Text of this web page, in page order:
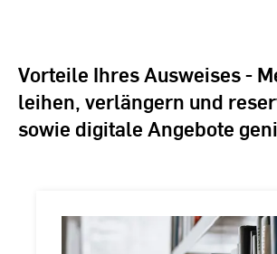
Vorteile Ihres Ausweises -
leihen, verlängern und
sowie ­digitale Angebote